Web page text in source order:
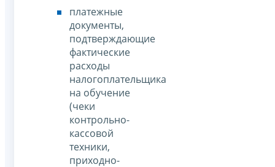
платежные
документы,
подтверждающие
фактические
расходы
налогоплательщика
на обучение
(чеки
контрольно-
кассовой
техники,
приходно-